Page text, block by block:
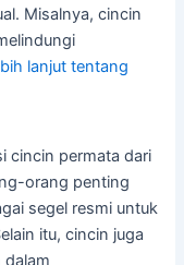
Misalnya, cincin
lanjut tentang
cincin permata dari
orang penting
segel resmi untuk
itu, cincin juga